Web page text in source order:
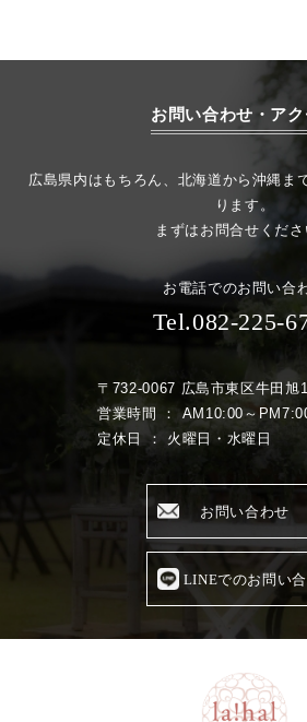
お問い合わせ・アク
広島県内はもちろん、北海道から沖縄ま
ります。
まずはお問合せくださ
お電話でのお問い合
Tel.082-225-
〒732-0067 広島市東区牛田旭
営業時間 ： AM10:00～
定休日 ： 火曜日・水曜日
お問い合わせ
LINEでのお問い